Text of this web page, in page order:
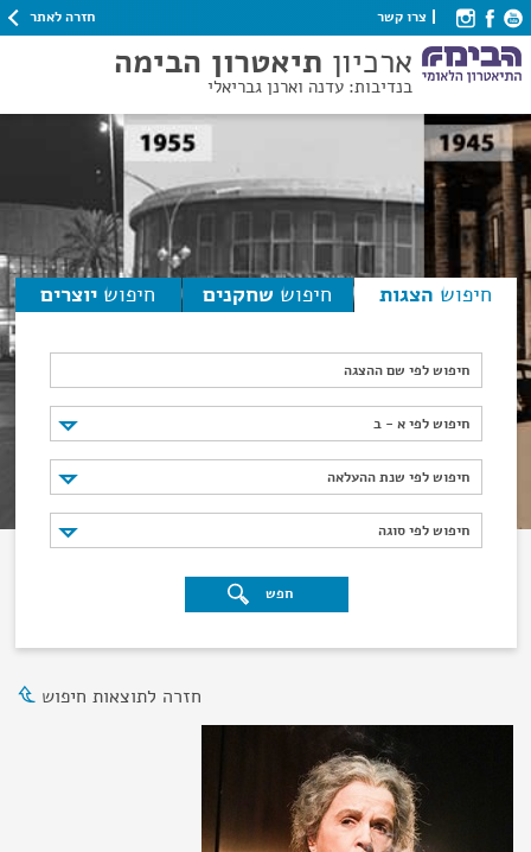
צרו קשר חזרה לאתר
ארכיון תיאטרון הבימה
בנדיבות: עדנה וארנן גבריאלי
חיפוש הצגות חיפוש שחקנים חיפוש יוצרים
חיפוש לפי שם ההצגה
חיפוש לפי א - ב
חיפוש לפי א - ב
חיפוש לפי שנת ההעלאה
חיפוש לפי שנת ההעלאה
חיפוש לפי סוגה
חיפוש לפי סוגה
חפש
חזרה לתוצאות חיפוש